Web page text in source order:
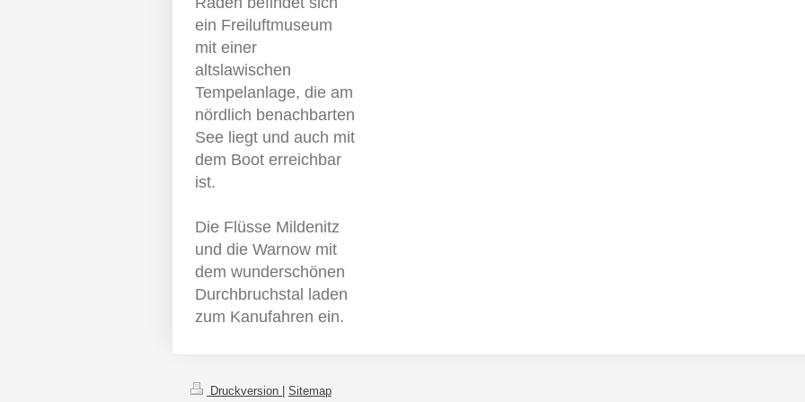
ein Freiluftmuseum
mit einer
altslawischen
Tempelanlage, die am
nördlich benachbarten
See liegt und auch mit
dem Boot erreichbar
ist.
Die Flüsse Mildenitz
und die Warnow mit
dem wunderschönen
Durchbruchstal laden
zum Kanufahren ein.
Druckversion | Sitemap